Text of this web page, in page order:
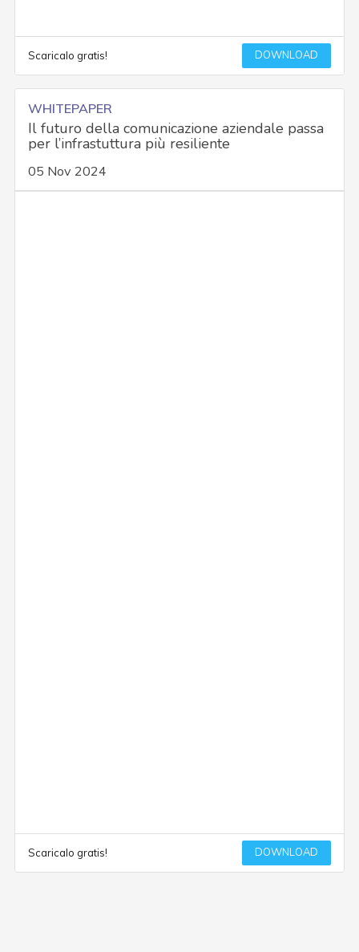
Scaricalo gratis! DOWNLOAD
WHITEPAPER
Il futuro della comunicazione aziendale passa
per l’infrastuttura più resiliente
05 Nov 2024
Scaricalo gratis! DOWNLOAD